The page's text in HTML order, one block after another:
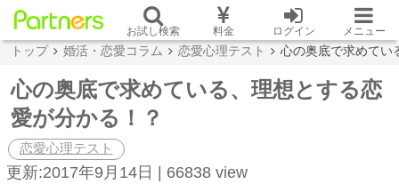
お試し検索 料金 ログイン メニュー
トップ 婚活・恋愛コラム 恋愛心理テスト 心の奥底で求めてい
心の奥底で求めている、理想とする恋
愛が分かる！？
恋愛心理テスト
更新:2017年9月14日 | 66838 view